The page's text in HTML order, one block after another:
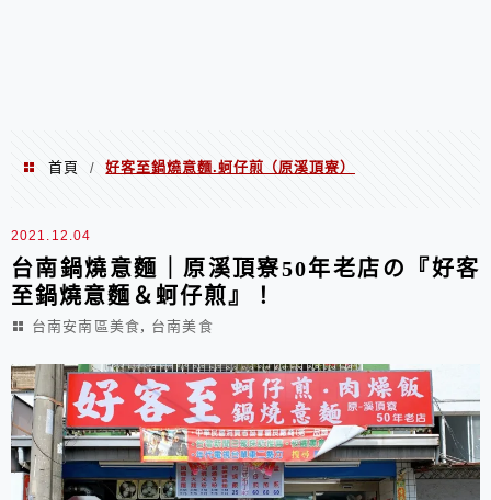
首頁 / 好客至鍋燒意麵.蚵仔煎（原溪頂寮）
好客至鍋燒意麵.蚵仔煎（原溪頂寮）
2021.12.04
台南鍋燒意麵｜原溪頂寮50年老店の『好客
至鍋燒意麵＆蚵仔煎』！
台南安南區美食, 台南美食